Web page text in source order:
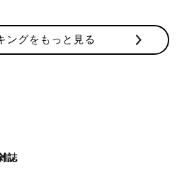
ングをもっと見る
誌